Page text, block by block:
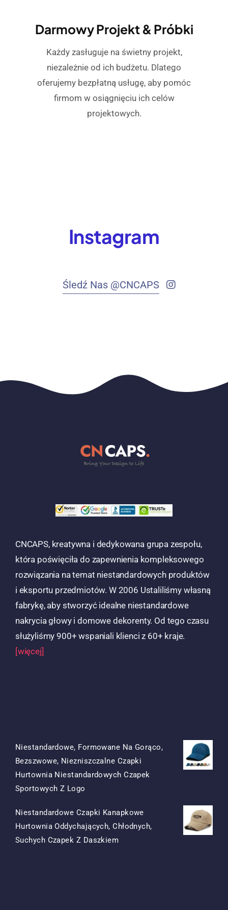
Darmowy Projekt & Próbki
Każdy zasługuje na świetny projekt,
niezależnie od ich budżetu. Dlatego
oferujemy bezpłatną usługę, aby pomóc
firmom w osiągnięciu ich celów
projektowych.
Instagram
Śledź Nas @CNCAPS
CNCAPS, kreatywna i dedykowana grupa zespołu,
która poświęciła do zapewnienia kompleksowego
rozwiązania na temat niestandardowych produktów
i eksportu przedmiotów. W 2006 Ustaliliśmy własną
fabrykę, aby stworzyć idealne niestandardowe
nakrycia głowy i domowe dekorenty. Od tego czasu
służyliśmy 900+ wspaniali klienci z 60+ kraje.
[więcej]
Niestandardowe, Formowane Na Gorąco,
Bezszwowe, Niezniszczalne Czapki
Hurtownia Niestandardowych Czapek
Sportowych Z Logo
Była:
$15.50.
To:
$7.50.
Niestandardowe Czapki Kanapkowe
Hurtownia Oddychających, Chłodnych,
Suchych Czapek Z DaszkiemOryginalna
Obecna